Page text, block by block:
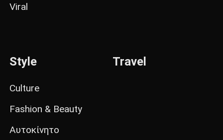
Viral
Style
Culture
Fashion & Beauty
Αυτοκίνητο
Travel